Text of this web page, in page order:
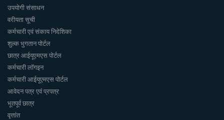
उपयोगी संसाधन
वरीयता सूची
कर्मचारी एवं संकाय निदेशिका
शुल्क भुगतान पोर्टल
छात्र आईयूएमएस पोर्टल
कर्मचारी लॉगइन
कर्मचारी आईयूएमएस पोर्टल
आवेदन पत्र एवं प्रपत्र
भूतपूर्व छात्र
वृत्तांत